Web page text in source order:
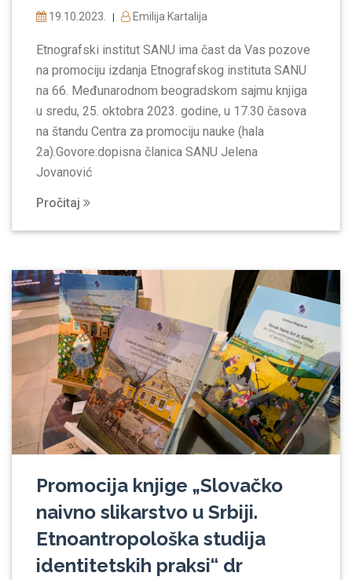
19.10.2023. Emilija Kartalija
Etnografski institut SANU ima čast da Vas pozove
na promociju izdanja Etnografskog instituta SANU
na 66. Međunarodnom beogradskom sajmu knjiga
u sredu, 25. oktobra 2023. godine, u 17.30 časova
na štandu Centra za promociju nauke (hala
2a).Govore:dopisna članica SANU Jelena
Jovanović
Pročitaj
Promocija knjige „Slovačko
naivno slikarstvo u Srbiji.
Etnoantropološka studija
identitetskih praksi“ dr